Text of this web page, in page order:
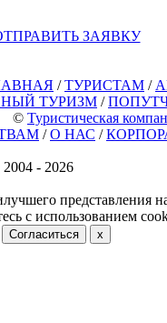
ЗАЯВКУ
/ТУРИСТАМ /
ТУРИЗМ /
© Туристическая
/О НАС /
2004 - 2026
представления
с использованием
Согласиться x